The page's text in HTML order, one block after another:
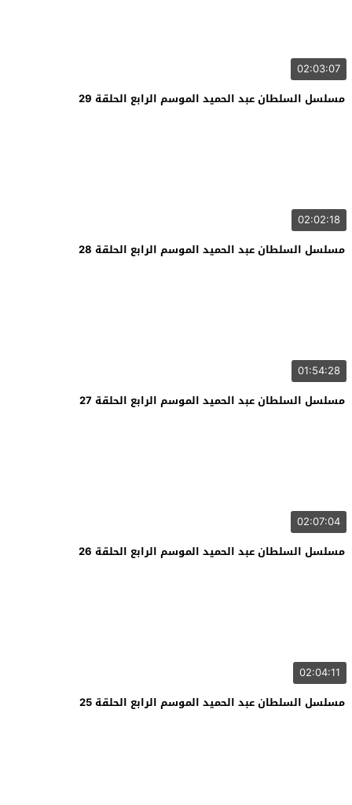
02:03:07
مسلسل السلطان عبد الحميد الموسم الرابع الحلقة 29
02:02:18
مسلسل السلطان عبد الحميد الموسم الرابع الحلقة 28
01:54:28
مسلسل السلطان عبد الحميد الموسم الرابع الحلقة 27
02:07:04
مسلسل السلطان عبد الحميد الموسم الرابع الحلقة 26
02:04:11
مسلسل السلطان عبد الحميد الموسم الرابع الحلقة 25